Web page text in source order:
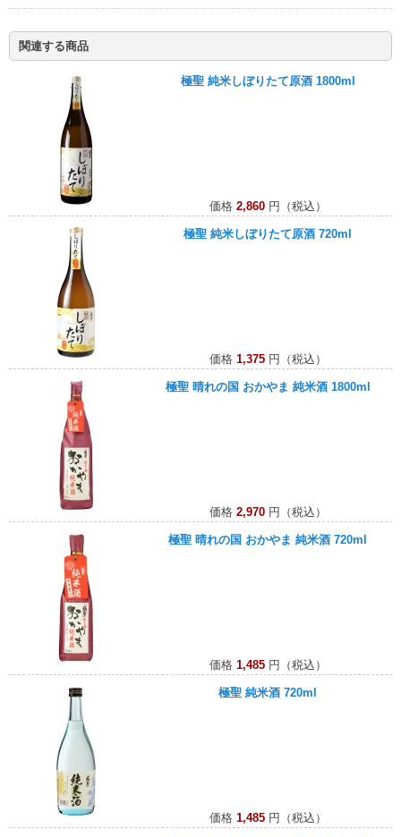
関連する商品
極聖 純米しぼりたて原酒 1800ml
価格 2,860円（税込）
極聖 純米しぼりたて原酒 720ml
価格 1,375円（税込）
極聖 晴れの国 おかやま 純米酒 1800ml
価格 2,970円（税込）
極聖 晴れの国 おかやま 純米酒 720ml
価格 1,485円（税込）
極聖 純米酒 720ml
価格 1,485円（税込）